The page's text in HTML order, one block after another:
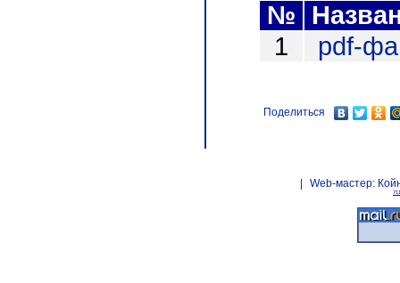
№
1
pdf-
Поделиться
Web-мастер: